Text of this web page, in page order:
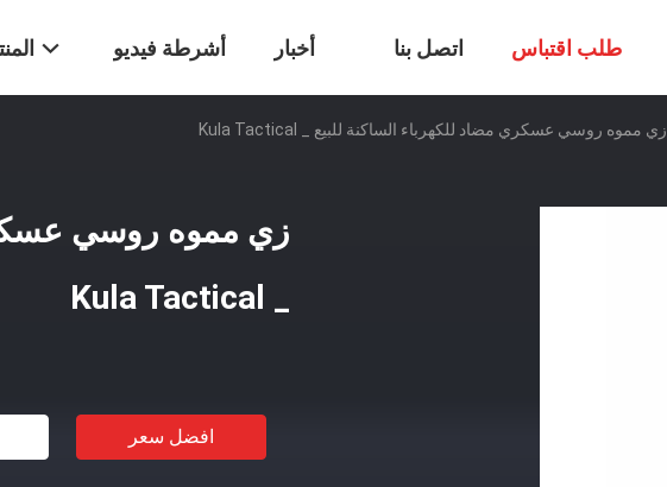
أشرطة فيديو أخبار اتصل بنا طلب اقتباس
زي مموه روسي عسكري مضاد للكهرباء الساكنة للبيع _ Kula Tactical
زي مموه روسي
_ Kula Tactical
افضل سعر